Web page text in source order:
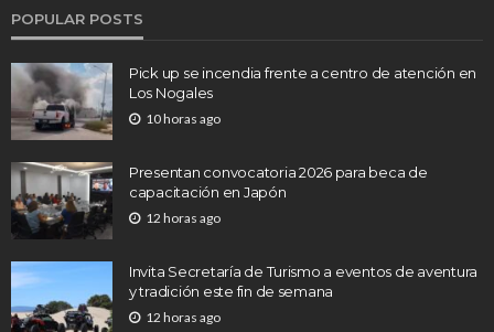
POPULAR POSTS
Pick up se incendia frente a centro de atención en
Los Nogales
10 horas ago
Presentan convocatoria 2026 para beca de
capacitación en Japón
12 horas ago
Invita Secretaría de Turismo a eventos de aventura
y tradición este fin de semana
12 horas ago